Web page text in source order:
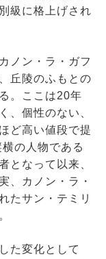
級に格上げされ
ノン・ラ・ガフ
丘陵のふもとの
。ここは20年
、個性のない、
ど高い値段で提
の人物である
となって以来、
、カノン・ラ・
たサン・テミリ
た変化として